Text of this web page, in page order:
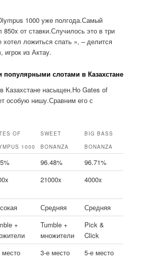
1000 уже полгода.Самый
от ставки.Случилось это в три
хотел ложиться спать », – делится
из Актау.
популярными слотами в Казахстане
Казахстане насыщен.Но Gates of
особую нишу.Сравним его с
OF
1000
SWEET
BONANZA
BIG BASS
BONANZA
96.48%
96.71%
21000x 4000x
Средняя
Средняя
+
Tumble +
множители
Pick &
Click
место 3-е место 5-е место